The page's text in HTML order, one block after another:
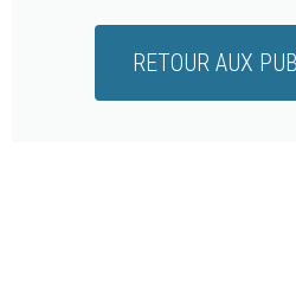
RETOUR AUX